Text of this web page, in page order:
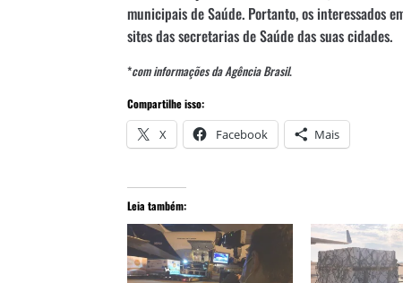
municipais de Saúde. Portanto, os interessados
sites das secretarias de Saúde das suas cidades.
*com informações da Agência Brasil.
Compartilhe isso:
X Facebook Mais
Leia também: